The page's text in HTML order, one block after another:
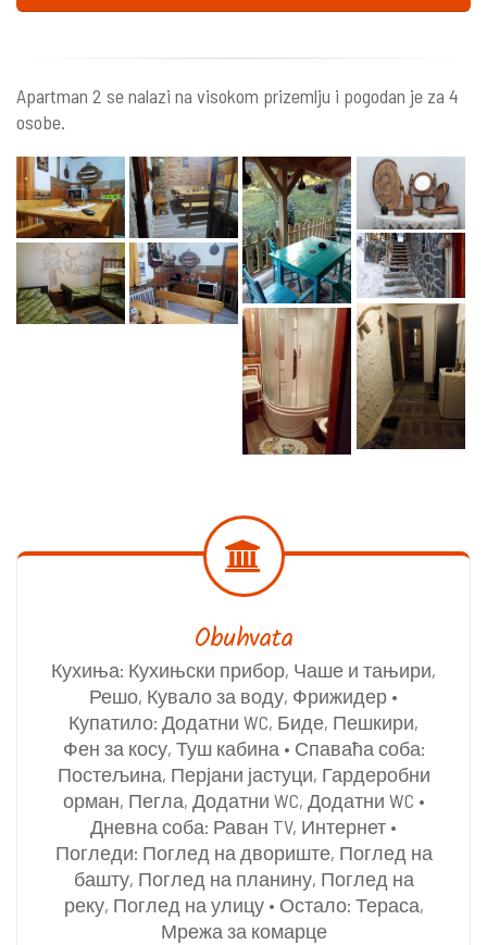
Apartman 2 se nalazi na visokom prizemlju i pogodan je za 4
osobe.
Obuhvata
Кухиња: Кухињски прибор, Чаше и тањири,
Решо, Кувало за воду, Фрижидер •
Купатило: Додатни WC, Биде, Пешкири,
Фен за косу, Туш кабина • Спаваћа соба:
Постељина, Перјани јастуци, Гардеробни
орман, Пегла, Додатни WC, Додатни WC •
Дневна соба: Раван TV, Интернет •
Погледи: Поглед на двориште, Поглед на
башту, Поглед на планину, Поглед на
реку, Поглед на улицу • Остало: Тераса,
Мрежа за комарце